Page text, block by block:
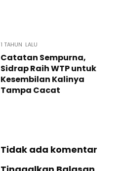
1 TAHUN LALU
Catatan Sempurna,
Sidrap Raih WTP untuk
Kesembilan Kalinya
Tampa Cacat
Tidak ada komentar